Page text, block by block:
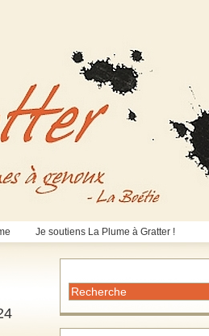
Je soutiens La Plume à Gratter !